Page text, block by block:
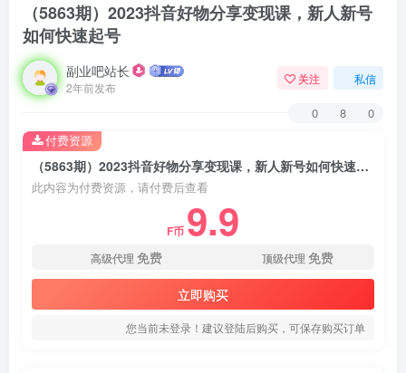
（5863期）2023抖音好物分享变现课，新人新号
如何快速起号
副业吧站长
2年前发布
关注 私信
0 8 0
（5863期）2023抖音好物分享变现课，新人新号如何快速起号
此内容为付费资源，请付费后查看
F币 9.9
高级代理 免费 顶级代理 免费
立即购买
您当前未登录！建议登陆后购买，可保存购买订单
付费资源